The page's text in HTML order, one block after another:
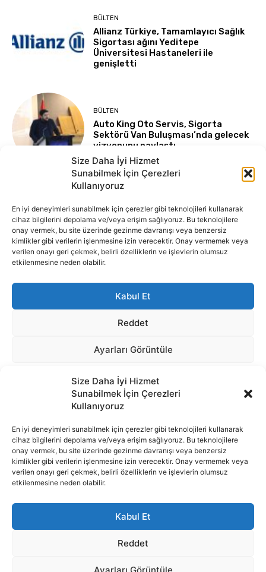
Size Daha İyi Hizmet
Sunabilmek İçin Çerezleri
Kullanıyoruz
En iyi deneyimleri sunabilmek için çerezler gibi teknolojileri kullanarak
cihaz bilgilerini depolama ve/veya erişim sağlıyoruz. Bu teknolojilere
onay vermek, bu site üzerinde gezinme davranışı veya benzersiz
kimlikler gibi verilerin işlenmesine izin verecektir. Onay vermemek veya
verilen onayı geri çekmek, belirli özelliklerin ve işlevlerin olumsuz
etkilenmesine neden olabilir.
Kabul Et
Reddet
Ayarları Görüntüle
İnternet portalımızda yer alan tüm haber metini, resim ve benzeri
içeriğin hakları Sigortamedya Yayıncılık A.Ş.'ye aittir. Hiçbir şekilde
basılı ya da elektronik bir ortamda, kaynak gösterilse bile izin
e-Mail Adresimiz: info@sigortamedia.com